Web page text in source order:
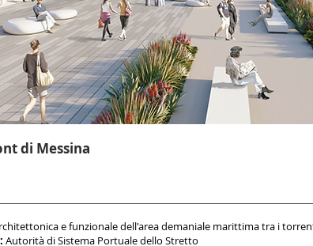
di Messina
e funzionale dell'area demaniale marittima tra i
Autorità di Sistema Portuale dello Stretto